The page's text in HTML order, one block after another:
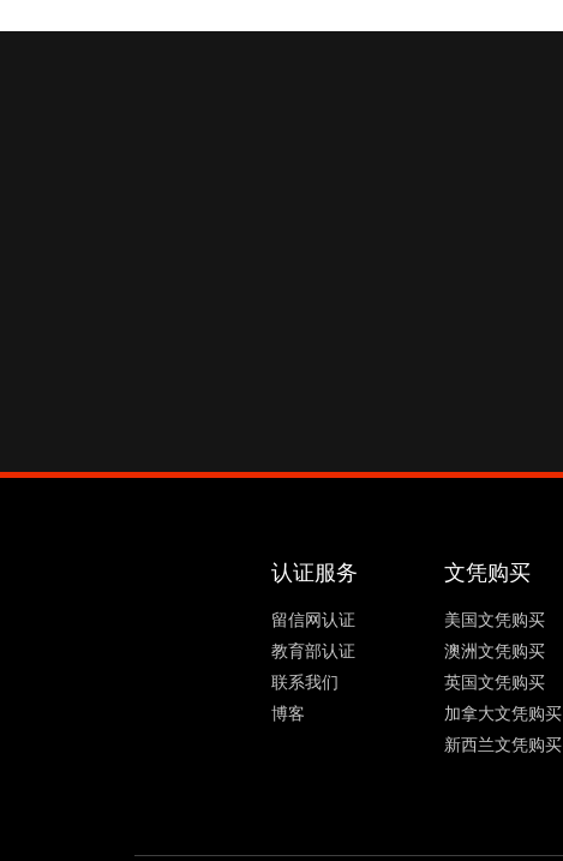
认证服务
留信网认证
教育部认证
联系我们
博客
文凭购买
美国文凭购买
澳洲文凭购买
英国文凭购买
加拿大文凭购买
新西兰文凭购买